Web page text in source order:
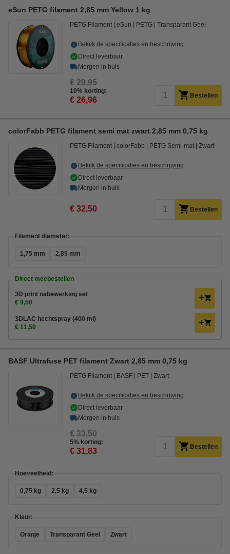
eSun PETG filament 2,85 mm Yellow 1 kg
PETG Filament eSun PETG Transparant Geel
Bekijk de specificaties en beschrijving
Direct leverbaar
Morgen in huis
€ 29,95
10% korting:
€ 26,96 Bestellen
colorFabb PETG filament semi mat zwart 2,85 mm 0,75 kg
PETG Filament colorFabb PETG Semi-mat Zwart
Bekijk de specificaties en beschrijving
Direct leverbaar
Morgen in huis
€ 32,50 Bestellen
Filament diameter:
1,75 mm 2,85 mm
Direct meebestellen
3D print nabewerking set
€ 9,50
3DLAC hechtspray (400 ml)
€ 11,50
BASF Ultrafuse PET filament Zwart 2,85 mm 0,75 kg
PETG Filament BASF PET Zwart
Bekijk de specificaties en beschrijving
Direct leverbaar
Morgen in huis
€ 33,50
5% korting:
€ 31,83 Bestellen
Hoeveelheid:
0,75 kg 2,5 kg 4,5 kg
Kleur:
Oranje Transparant Geel Zwart